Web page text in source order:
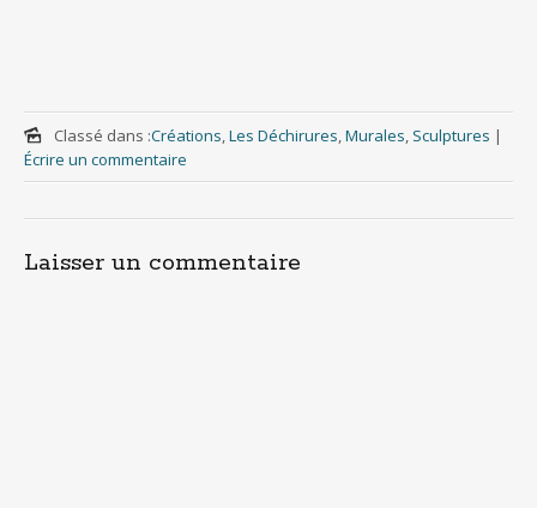
Classé dans :Créations,Les Déchirures,Murales, Sculptures |
Écrire un commentaire
Laisser un commentaire